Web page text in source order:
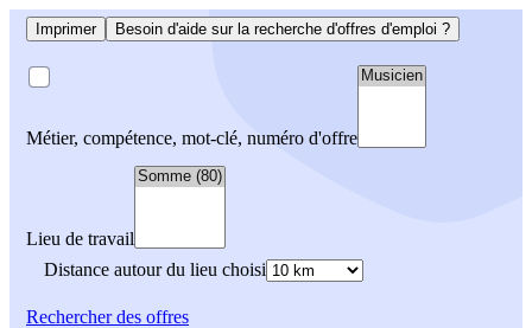
Imprimer Besoin d'aide sur la recherche d'offres d'emploi ?
Métier, compétence, mot-clé, numéro d'offre
Lieu de travail
Distance autour du lieu choisi
Rechercherdes offres